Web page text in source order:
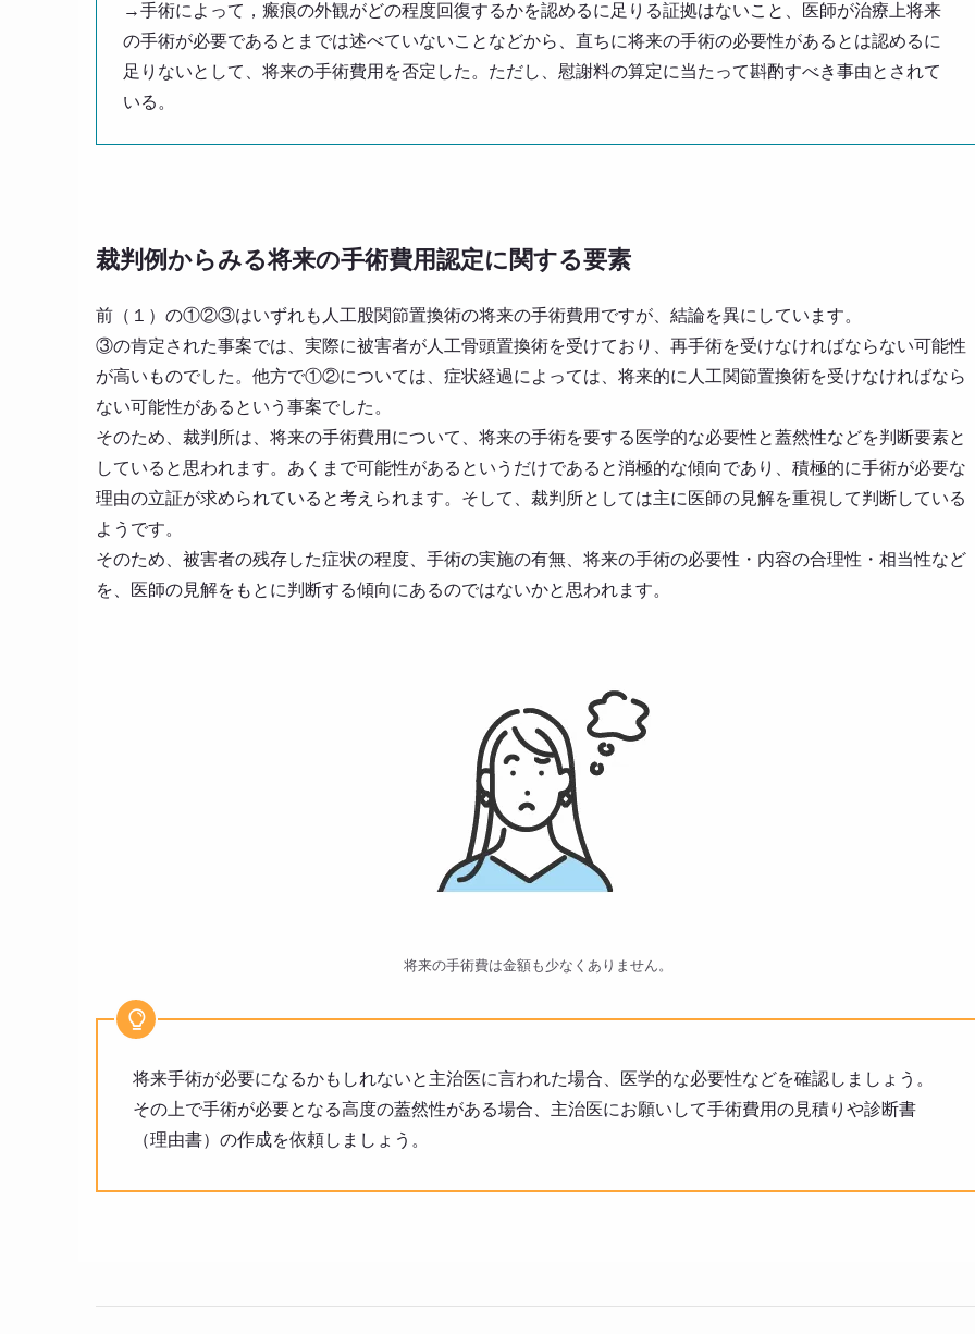
→手術によって，瘢痕の外観がどの程度回復するかを認めるに足りる証拠はないこと、医師が治療上将来
の手術が必要であるとまでは述べていないことなどから、直ちに将来の手術の必要性があるとは認めるに
足りないとして、将来の手術費用を否定した。ただし、慰謝料の算定に当たって斟酌すべき事由とされて
いる。
裁判例からみる将来の手術費用認定に関する要素
前（１）の①②③はいずれも人工股関節置換術の将来の手術費用ですが、結論を異にしています。
③の肯定された事案では、実際に被害者が人工骨頭置換術を受けており、再手術を受けなければならない可能性
が高いものでした。他方で①②については、症状経過によっては、将来的に人工関節置換術を受けなければなら
ない可能性があるという事案でした。
そのため、裁判所は、将来の手術費用について、将来の手術を要する医学的な必要性と蓋然性などを判断要素と
していると思われます。あくまで可能性があるというだけであると消極的な傾向であり、積極的に手術が必要な
理由の立証が求められていると考えられます。そして、裁判所としては主に医師の見解を重視して判断している
ようです。
そのため、被害者の残存した症状の程度、手術の実施の有無、将来の手術の必要性・内容の合理性・相当性など
を、医師の見解をもとに判断する傾向にあるのではないかと思われます。
将来の手術費は金額も少なくありません。
将来手術が必要になるかもしれないと主治医に言われた場合、医学的な必要性などを確認しましょう。
その上で手術が必要となる高度の蓋然性がある場合、主治医にお願いして手術費用の見積りや診断書
（理由書）の作成を依頼しましょう。